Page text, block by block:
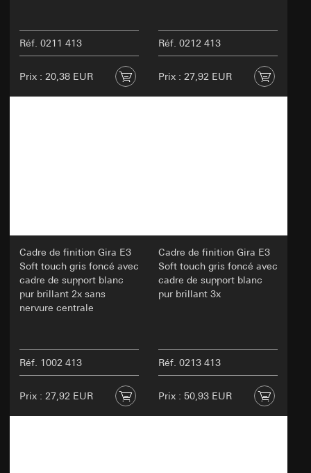
Réf. 0211 413
Prix : 20,38 EUR
Réf. 0212 413
Prix : 27,92 EUR
Cadre de finition Gira E3
Soft touch gris foncé avec
cadre de support blanc
pur brillant 2x sans
nervure centrale
Réf. 1002 413
Prix : 27,92 EUR
Cadre de finition Gira E3
Soft touch gris foncé avec
cadre de support blanc
pur brillant 3x
Réf. 0213 413
Prix : 50,93 EUR